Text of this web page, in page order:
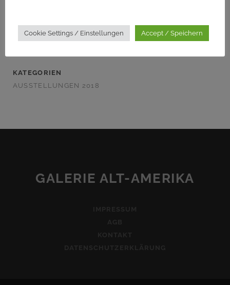
KATEGORIEN
AUSSTELLUNGEN 2018
GALERIE ALT-AMERIKA
Cookie Settings / Einstellungen Accept / Speichern